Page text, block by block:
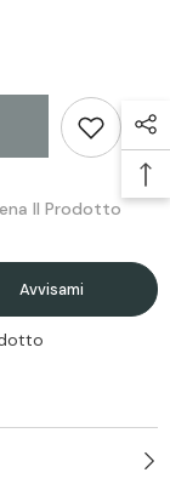
Il Prodotto
Avvisami